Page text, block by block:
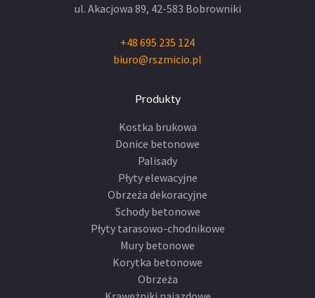
ul. Akacjowa 89, 42-583 Bobrowniki
+48 695 235 124
biuro@rszmicio.pl
Produkty
Kostka brukowa
Donice betonowe
Palisady
Płyty elewacyjne
Obrzeża dekoracyjne
Schody betonowe
Płyty tarasowo-chodnikowe
Mury betonowe
Korytka betonowe
Obrzeża